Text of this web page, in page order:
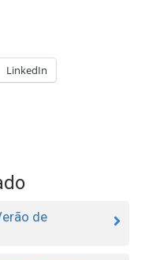
LinkedIn
de